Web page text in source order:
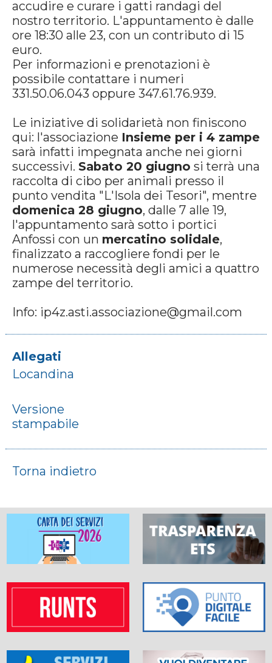
accudire e curare i gatti randagi del
nostro territorio. L'appuntamento è dalle
ore 18:30 alle 23, con un contributo di 15
euro.
Per informazioni e prenotazioni è
possibile contattare i numeri
331.50.06.043 oppure 347.61.76.939.
Le iniziative di solidarietà non finiscono
qui: l'associazione Insieme per i 4 zampe
sarà infatti impegnata anche nei giorni
successivi. Sabato 20 giugno si terrà una
raccolta di cibo per animali presso il
punto vendita "L'Isola dei Tesori", mentre
domenica 28 giugno, dalle 7 alle 19,
l'appuntamento sarà sotto i portici
Anfossi con un mercatino solidale,
finalizzato a raccogliere fondi per le
numerose necessità degli amici a quattro
zampe del territorio.
Info: ip4z.asti.associazione@gmail.com
Allegati
Locandina
Versione
stampabile
Torna indietro